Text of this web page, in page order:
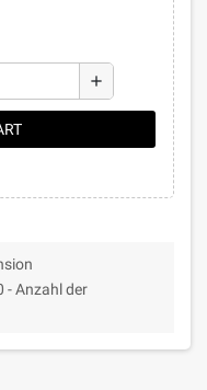
add
-Anzahl der